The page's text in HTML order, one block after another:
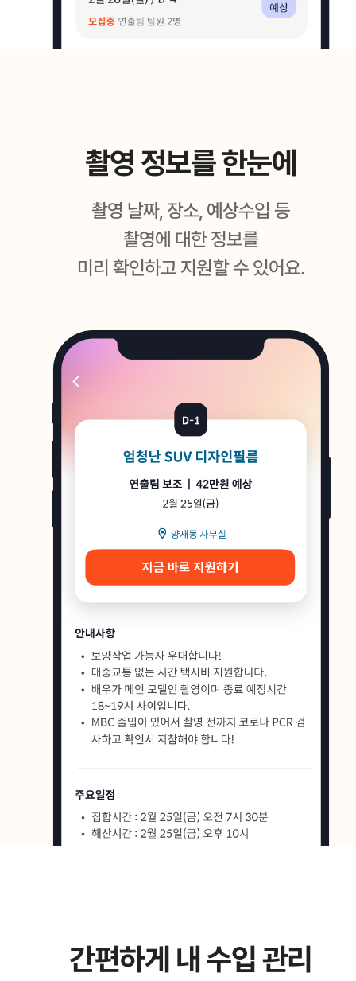
촬영 정보를 한눈에
촬영 날짜, 장소, 예상수입 등
촬영에 대한 정보를
미리 확인하고 지원할 수 있어요.
간편하게 내 수입 관리